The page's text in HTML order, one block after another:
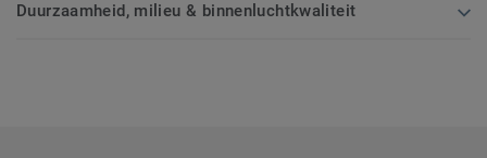
Duurzaamheid, milieu & binnenluchtkwaliteit